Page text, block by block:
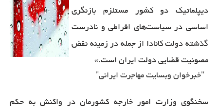
دیپلماتیک دو کشور مستلزم بازنگری
اساسی در سیاست‌های افراطی و نادرست
گذشته دولت کانادا از جمله در زمینه نقض
مصونیت قضایی دولت ایران است.»
"خبرخوان وبسایت مهاجرت ایرانی"
سخنگوی وزارت امور خارجه کشورمان در واکنش به حکم